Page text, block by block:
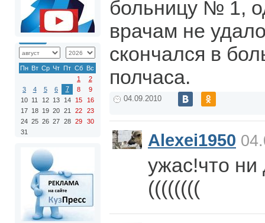
Пн Вт Ср Чт Пт Сб Вс
1
2
3
4 5 6 7 8
9
10 11 12 13 14 15
16
17 18 19 20 21 22
23
24 25 26 27 28 29
30
31
больницу № 1,
врачам не
скончался в
полчаса.
04.09.2010
Alexei1950
ужас!что ни
((((((((